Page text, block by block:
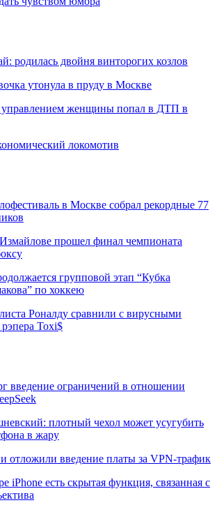
родилась двойня винторогих козлов
утонула в пруду в Москве
управлением женщины попал в ДТП в
локомотив
в Москве собрал рекордные 77
прошел финал чемпионата
групповой этап “Кубка
по хоккею
Роналду сравнили с вирусными
Toxi$
введение ограничений в отношении
плотный чехол может усугубить
в жару
отложили введение платы за VPN-трафик
iPhone есть скрытая функция, связанная с